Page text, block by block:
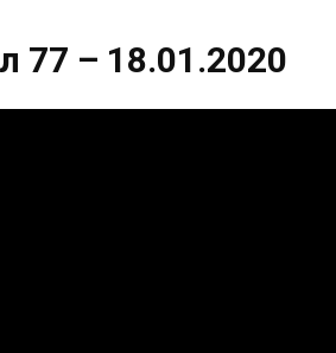
77 – 18.01.2020